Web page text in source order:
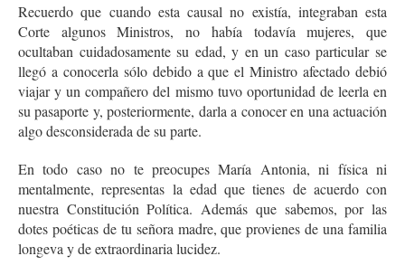
Recuerdo que cuando esta causal no existía, integraban esta
Corte algunos Ministros, no había todavía mujeres, que
ocultaban cuidadosamente su edad, y en un caso particular se
llegó a conocerla sólo debido a que el Ministro afectado debió
viajar y un compañero del mismo tuvo oportunidad de leerla en
su pasaporte y, posteriormente, darla a conocer en una actuación
algo desconsiderada de su parte.
En todo caso no te preocupes María Antonia, ni física ni
mentalmente, representas la edad que tienes de acuerdo con
nuestra Constitución Política. Además que sabemos, por las
dotes poéticas de tu señora madre, que provienes de una familia
longeva y de extraordinaria lucidez.